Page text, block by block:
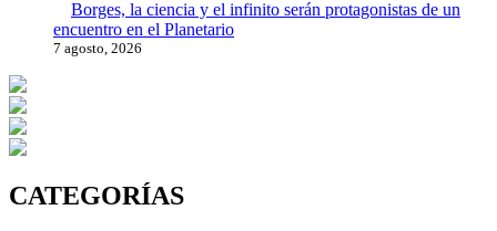
Borges, la ciencia y el infinito serán protagonistas de un
encuentro en el Planetario
7 agosto, 2026
CATEGORÍAS